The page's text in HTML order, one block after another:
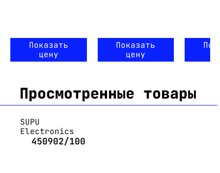
Показать
цену
Показать
цену
Просмотренные товары
SUPU
Electronics
450902/100